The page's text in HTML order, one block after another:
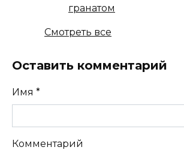
гранатом
Смотреть все
Оставить комментарий
Имя *
Комментарий